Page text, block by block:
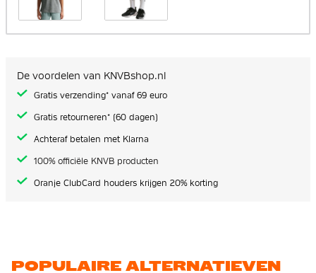
De voordelen van KNVBshop.nl
Gratis verzending* vanaf 69 euro
Gratis retourneren* (60 dagen)
Achteraf betalen met Klarna
100% officiële KNVB producten
Oranje ClubCard houders krijgen 20% korting
POPULAIRE ALTERNATIEVEN